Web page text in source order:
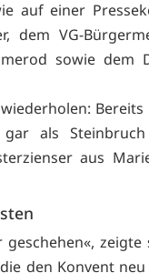
auf einer
dem VG-
sowie dem
als
aus
den Konvent